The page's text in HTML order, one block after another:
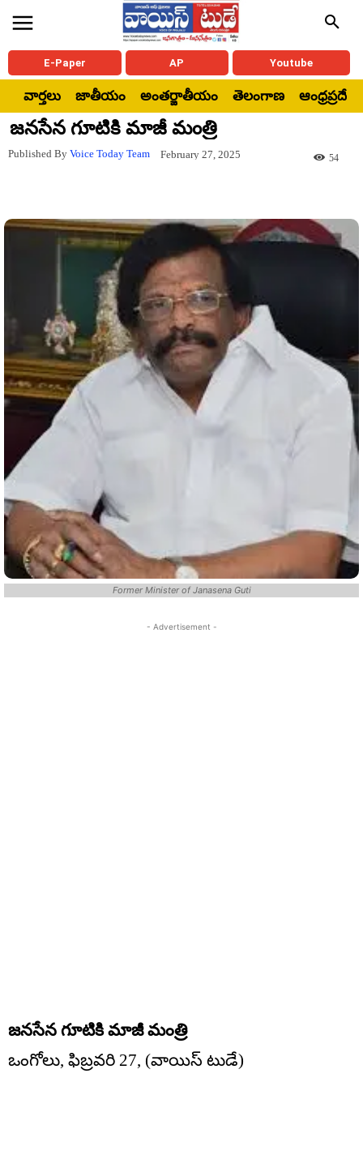
E-Paper AP Youtube
వార్తలు జాతీయం అంతర్జాతీయం తెలంగాణ ఆంధ్రప్రదేశ్
జనసేన గూటికి మాజీ మంత్రి
Published By Voice Today Team February 27, 2025 54
Former Minister of Janasena Guti
- Advertisement -
జనసేన గూటికి మాజీ మంత్రి
ఒంగోలు, ఫిబ్రవరి 27, (వాయిస్ టుడే)